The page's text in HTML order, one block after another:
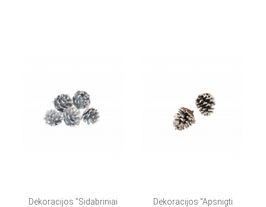
Dekoracijos "Sidabriniai
Dekoracijos "Apsnigti